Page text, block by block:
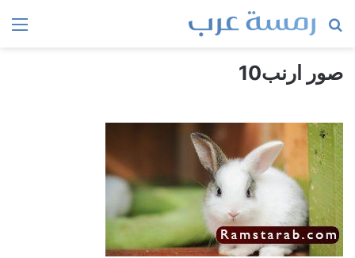
بحث
صور ارنب10